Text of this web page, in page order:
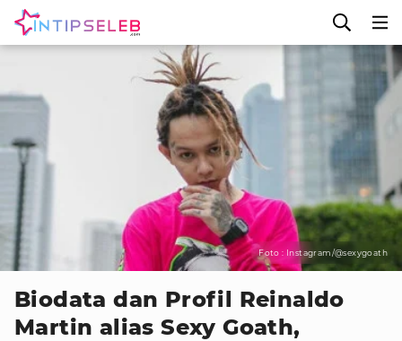
Foto : Instagram/@sexygoath
Biodata dan Profil Reinaldo
Martin alias Sexy Goath,